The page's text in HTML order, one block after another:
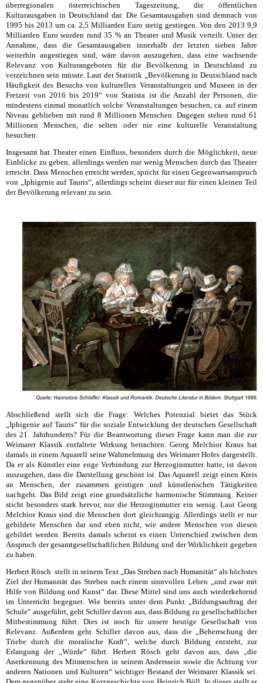
überregionalen österreichischen Tageszeitung, die öffentlichen
Kulturausgaben in Deutschland dar. Die Gesamtausgaben sind demnach von
1995 bis 2013 um ca. 2,5 Milliarden Euro stetig gestiegen. Von den 2013 9,9
Milliarden Euro wurden rund 35 % an Theater und Musik verteilt. Unter der
Annahme, dass die Gesamtausgaben innerhalb der letzten sieben Jahre
weiterhin angestiegen sind, wäre davon auszugehen, dass eine wachsende
Relevanz von Kulturangeboten für die Bevölkerung in Deutschland zu
verzeichnen sein müsste. Laut der Statistik „Bevölkerung in Deutschland nach
Häufigkeit des Besuchs von kulturellen Veranstaltungen und Museen in der
Freizeit von 2016 bis 2019“ von Statista ist die Anzahl der Personen, die
mindestens einmal monatlich solche Veranstaltungen besuchen, ca. auf einem
Niveau geblieben mit rund 8 Millionen Menschen. Dagegen stehen rund 61
Millionen Menschen, die selten oder nie eine kulturelle Veranstaltung
besuchen.
Insgesamt hat Theater einen Einfluss, besonders durch die Möglichkeit, neue
Einblicke zu geben, allerdings werden nur wenig Menschen durch das Theater
erreicht. Dass Menschen erreicht werden, spricht für einen Gegenwartsanspruch
von „Iphigenie auf Tauris“, allerdings scheint dieser nur für einen kleinen Teil
der Bevölkerung relevant zu sein.
Abschließend stellt sich die Frage: Welches Potenzial bietet das Stück
„Iphigenie auf Tauris“ für die soziale Entwicklung der deutschen Gesellschaft
des 21. Jahrhunderts? Für die Beantwortung dieser Frage kann man die zur
Weimarer Klassik entfaltete Wirkung betrachten. Georg Melchior Kraus hat
damals in einem Aquarell seine Wahrnehmung des Weimarer Hofes dargestellt.
Da er als Künstler eine enge Verbindung zur Herzoginmutter hatte, ist davon
auszugehen, dass die Darstellung geschönt ist. Das Aquarell zeigt einen Kreis
an Menschen, der zusammen geistigen und künstlerischen Tätigkeiten
nachgeht. Das Bild zeigt eine grundsätzliche harmonische Stimmung. Keiner
sticht besonders stark hervor, nur die Herzoginmutter ein wenig. Laut Georg
Melchior Kraus sind die Menschen dort gleichrangig. Allerdings stellt er nur
gebildete Menschen dar und eben nicht, wie andere Menschen von diesen
gebildet werden. Bereits damals scheint es einen Unterschied zwischen dem
Anspruch der gesamtgesellschaftlichen Bildung und der Wirklichkeit gegeben
zu haben.
Herbert Rösch stellt in seinem Text „Das Streben nach Humanität“ als höchstes
Ziel der Humanität das Streben nach einem sinnvollen Leben „und zwar mit
Hilfe von Bildung und Kunst“ dar. Diese Mittel sind uns auch wiederkehrend
im Unterricht begegnet. Wie bereits unter dem Punkt „Bildungsauftrag der
Schule“ ausgeführt, geht Schiller davon aus, dass Bildung zu gesellschaftlicher
Mitbestimmung führt. Dies ist noch für unsere heutige Gesellschaft von
Relevanz. Außerdem geht Schiller davon aus, dass die „Beherrschung der
Triebe durch die moralische Kraft“, welche durch Bildung entsteht, zur
Erlangung der „Würde“ führt. Herbert Rösch geht davon aus, dass „die
Anerkennung des Mitmenschen in seinem Anderssein sowie die Achtung vor
anderen Nationen und Kulturen“ wichtiger Bestand der Weimarer Klassik sei.